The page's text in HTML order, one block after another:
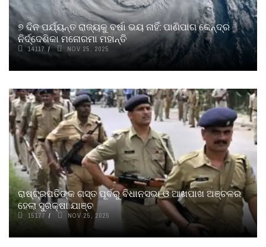
୭ ଦିନ ପର୍ଯ୍ୟନ୍ତ ରାଜ୍ୟକୁ ବର୍ଷା ଭୟ ନାହିଁ: ପାଣିପାଗ କେନ୍ଦ୍ର
ନିର୍ଦ୍ଦେଶିକା ମନୋରମା ମହାନ୍ତି
14117 NOV 25, 2025
ରାଷ୍ଟ୍ରପତିଙ୍କ ଗସ୍ତ ପୂର୍ବରୁ ବିଧାନସଭା ଓ ଆଖପାଖ ଅଞ୍ଚଳର
ହେଲା ସୁରକ୍ଷା ଯାଞ୍ଚ
15177 NOV 25, 2025